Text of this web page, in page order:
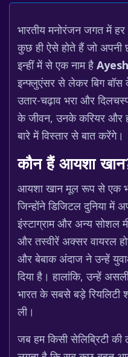
भारतीय मनोरंजन जगत में
कुछ ही ऐसे होते हैं जो अपनी
इन्हीं में से एक नाम है
इन्फ्लुएंसर से लेकर बिग
उतार-चढ़ाव भरा और
के जीवन, उनके करियर और
बारे में विस्तार से बात करेंगे।
कौन हैं आयशा
आयशा खान मूल रूप से एक
जिन्होंने डिजिटल दुनिया में
इंस्टाग्राम और अन्य सोशल
और तस्वीरें अक्सर वायरल
और बेबाक अंदाज ने उन्हें
दिया है। हालांकि, उन्हें
भारत के सबसे बड़े रियलिटी
ली।
जब हम किसी सेलिब्रिटी